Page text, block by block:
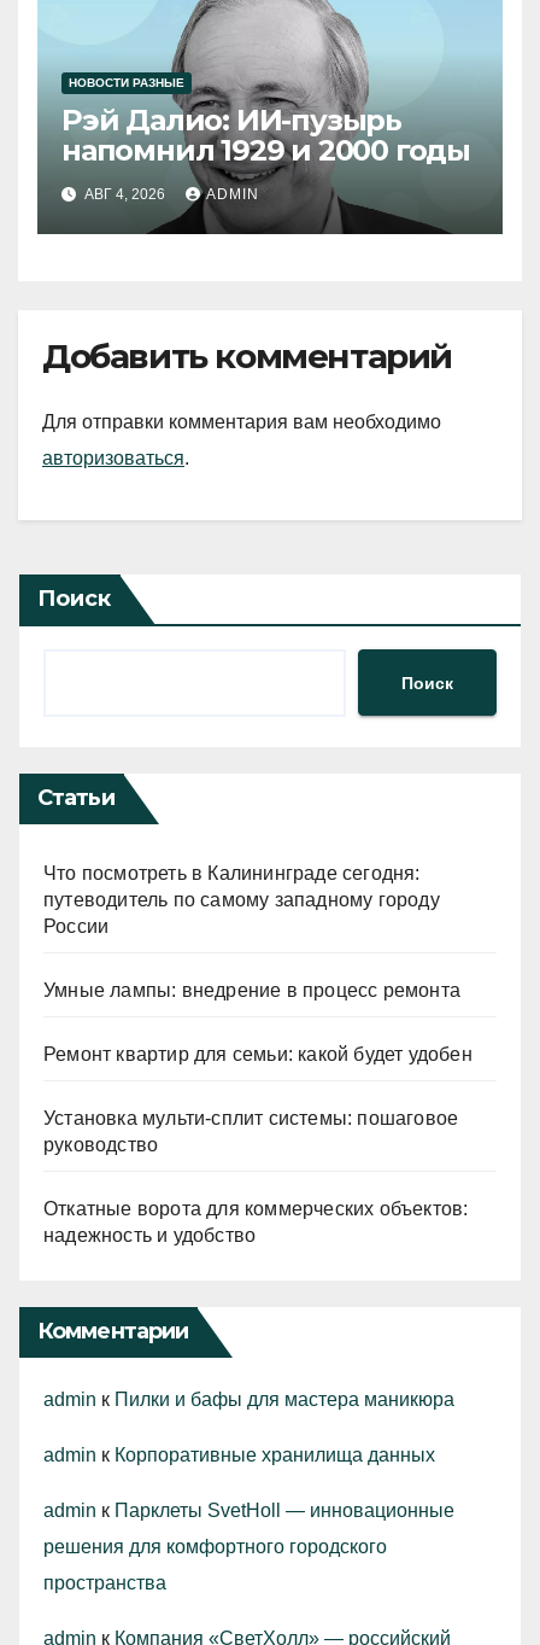
НОВОСТИ РАЗНЫЕ
Рэй Далио: ИИ-пузырь
напомнил 1929 и 2000 годы
АВГ 4, 2026 ADMIN
Добавить комментарий
Для отправки комментария вам необходимо
авторизоваться.
Поиск
Поиск
Статьи
Что посмотреть в Калининграде сегодня:
путеводитель по самому западному городу
России
Умные лампы: внедрение в процесс ремонта
Ремонт квартир для семьи: какой будет удобен
Установка мульти-сплит системы: пошаговое
руководство
Откатные ворота для коммерческих объектов:
надежность и удобство
Комментарии
admin к Пилки и бафы для мастера маникюра
admin к Корпоративные хранилища данных
admin к Парклеты SvetHoll — инновационные
решения для комфортного городского
пространства
admin к Компания «СветХолл» — российский